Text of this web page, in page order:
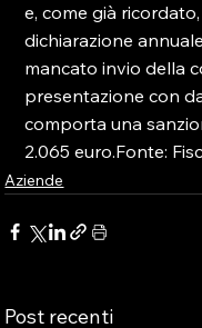
e, come già
dichiarazione
mancato invio della
presentazione con
comporta una
2.065 euro.Fonte:
Aziende
Post recenti